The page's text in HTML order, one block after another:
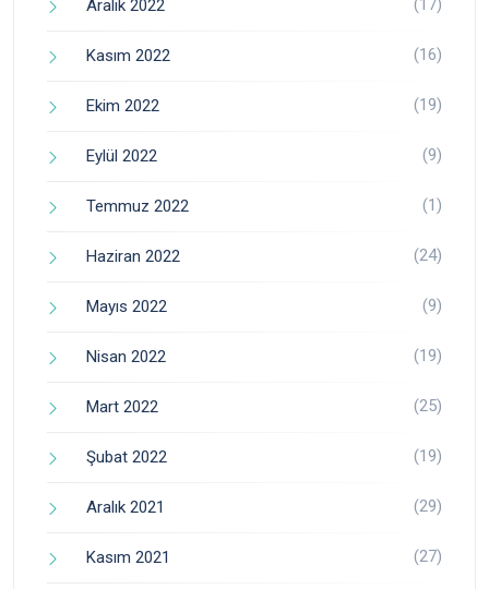
Aralık 2022 (17)
Kasım 2022 (16)
Ekim 2022 (19)
Eylül 2022 (9)
Temmuz 2022 (1)
Haziran 2022 (24)
Mayıs 2022 (9)
Nisan 2022 (19)
Mart 2022 (25)
Şubat 2022 (19)
Aralık 2021 (29)
Kasım 2021 (27)